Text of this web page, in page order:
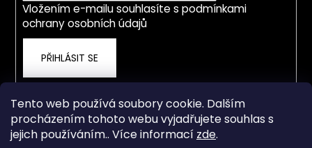
Tento web používá soubory cookie. Dalším
procházením tohoto webu vyjadřujete souhlas s
jejich používáním.. Více informací zde.
Vložením e-mailu souhlasíte s podmínkami
ochrany osobních údajů
PŘIHLÁSIT SE